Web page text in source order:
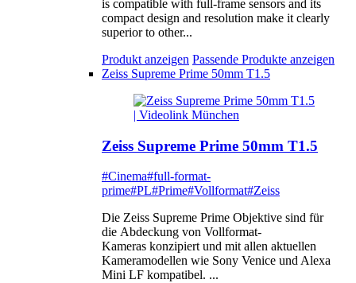
is compatible with full-frame sensors and its
compact design and resolution make it clearly
superior to other...
Produkt anzeigen Passende Produkte anzeigen
Zeiss Supreme Prime 50mm T1.5
Zeiss Supreme Prime 50mm T1.5
#Cinema#full-format-
prime#PL#Prime#Vollformat#Zeiss
Die Zeiss Supreme Prime Objektive sind für
die Abdeckung von Vollformat-
Kameras konzipiert und mit allen aktuellen
Kameramodellen wie Sony Venice und Alexa
Mini LF kompatibel. ...